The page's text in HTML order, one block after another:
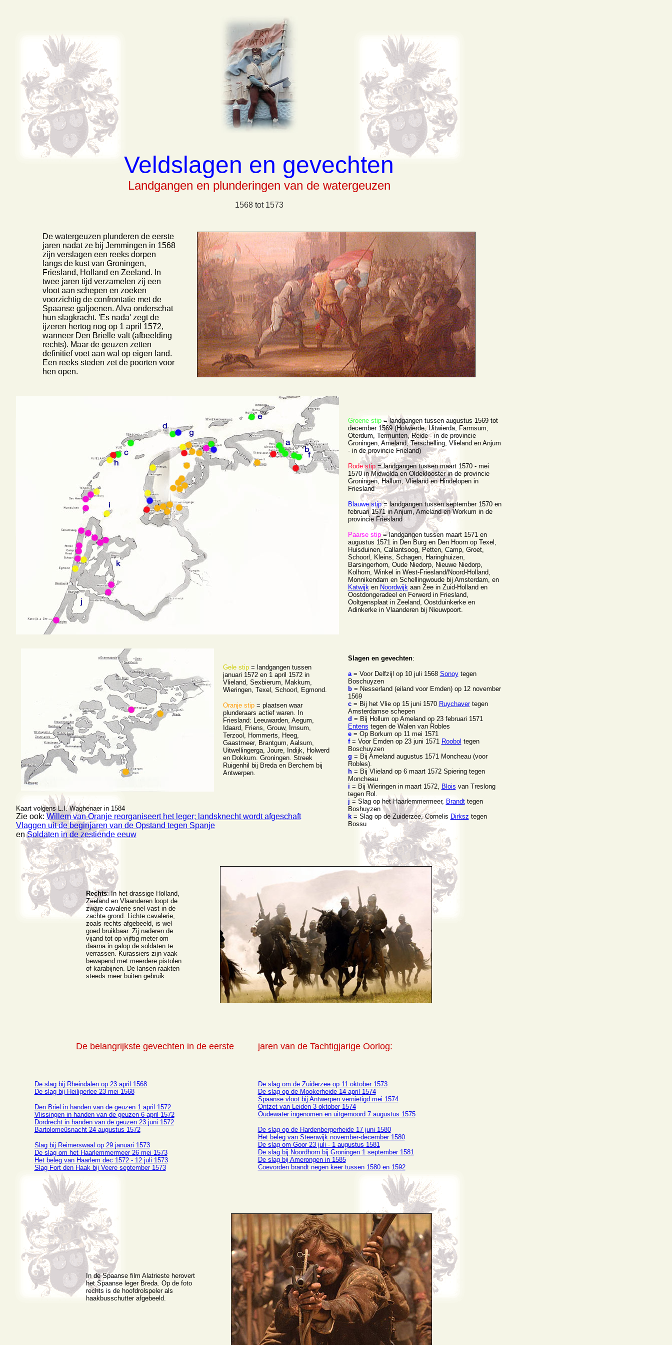
Veldslagen en gevechten
Landgangen en plunderingen van de watergeuzen
1568 tot 1573
De watergeuzen plunderen de eerste
jaren nadat ze bij Jemmingen in 1568
zijn verslagen een reeks dorpen
langs de kust van Groningen,
Friesland, Holland en Zeeland. In
twee jaren tijd verzamelen zij een
vloot aan schepen en zoeken
voorzichtig de confrontatie met de
Spaanse galjoenen. Alva onderschat
hun slagkracht. 'Es nada' zegt de
ijzeren hertog nog op 1 april 1572,
wanneer Den Brielle valt (afbeelding
rechts). Maar de geuzen zetten
definitief voet aan wal op eigen land.
Een reeks steden zet de poorten voor
hen open.
Groene stip= landgangen tussen augustus 1569 tot
december 1569 (Holwierde, Uitwierda, Farmsum,
Oterdum, Termunten, Reide - in de provincie
Groningen, Ameland, Terschelling, Vlieland en Anjum
- in de provincie Frieland)
Rode stip= landgangen tussen maart 1570 - mei
1570 in Midwolda en Oldeklooster in de provincie
Groningen, Hallum, Vlieland en Hindelopen in
Friesland
Blauwe stip= landgangen tussen september 1570 en
februari 1571 in Anjum, Ameland en Workum in de
provincie Friesland
Paarse stip= landgangen tussen maart 1571 en
augustus 1571 in Den Burg en Den Hoorn op Texel,
Huisduinen, Callantsoog, Petten, Camp, Groet,
Schoorl, Kleins, Schagen, Haringhuizen,
Barsingerhorn, Oude Niedorp, Nieuwe Niedorp,
Kolhorn, Winkel in West-Friesland/Noord-Holland,
Monnikendam en Schellingwoude bij Amsterdam, en
Katwijken Noordwijkaan Zee in Zuid-Holland en
Oostdongeradeel en Ferwerd in Friesland,
Ooltgensplaat in Zeeland, Oostduinkerke en
Adinkerke in Vlaanderen bij Nieuwpoort.
Gele stip= landgangen tussen
januari 1572 en 1 april 1572 in
Vlieland, Sexbierum, Makkum,
Wieringen, Texel, Schoorl, Egmond.
Oranje stip= plaatsen waar
plunderaars actief waren. In
Friesland: Leeuwarden, Aegum,
Idaard, Friens, Grouw, Irnsum,
Terzool, Hommerts, Heeg,
Gaastmeer, Brantgum, Aalsum,
Uitwellingerga, Joure, Indijk, Holwerd
en Dokkum. Groningen. Streek
Ruigenhil bij Breda en Berchem bij
Antwerpen.
Kaart volgens L.I. Waghenaer in 1584
Zie ook: Willem van Oranje reorganiseert het leger; landsknecht wordt afgeschaft
Vlaggen uit de beginjaren van de Opstand tegen Spanje
enSoldaten in de zestiende eeuw
Slagen en gevechten:
a= Voor Delfzijl op 10 juli 1568 Sonoytegen
Boschuyzen
b= Nesserland (eiland voor Emden) op 12 november
1569
c= Bij het Vlie op 15 juni 1570 Ruychavertegen
Amsterdamse schepen
d = Bij Hollum op Ameland op 23 februari 1571
Entens tegen de Walen van Robles
e= Op Borkum op 11 mei 1571
f= Voor Emden op 23 juni 1571 Roobol tegen
Boschuyzen
g = Bij Ameland augustus 1571 Moncheau (voor
Robles).
h= Bij Vlieland op 6 maart 1572 Spiering tegen
Moncheau
i = Bij Wieringen in maart 1572, Blois van Treslong
tegen Rol.
j = Slag op het Haarlemmermeer, Brandttegen
Boshuyzen
k= Slag op de Zuiderzee, Cornelis Dirksz tegen
Bossu
Rechts: In het drassige Holland,
Zeeland en Vlaanderen loopt de
zware cavalerie snel vast in de
zachte grond. Lichte cavalerie,
zoals rechts afgebeeld, is wel
goed bruikbaar. Zij naderen de
vijand tot op vijftig meter om
daarna in galop de soldaten te
verrassen. Kurassiers zijn vaak
bewapend met meerdere pistolen
of karabijnen. De lansen raakten
steeds meer buiten gebruik.
De belangrijkste gevechten in de eerste jaren van de Tachtigjarige Oorlog:
De slag bij Rheindalen op 23 april 1568
De slag bij Heiligerlee 23 mei 1568
Den Briel in handen van de geuzen 1 april 1572
Vlissingen in handen van de geuzen 6 april 1572
Dordrecht in handen van de geuzen 23 juni 1572
Bartolomeüsnacht 24 augustus 1572
Slag bij Reimerswaal op 29 januari 1573
De slag om het Haarlemmermeer 26 mei 1573
Het beleg van Haarlem dec 1572 - 12 juli 1573
Slag Fort den Haak bij Veere september 1573
De slag om de Zuiderzee op 11 oktober 1573
De slag op de Mookerheide 14 april 1574
Spaanse vloot bij Antwerpen vernietigd mei 1574
Ontzet van Leiden 3 oktober 1574
Oudewater ingenomen en uitgemoord 7 augustus 1575
De slag op de Hardenbergerheide 17 juni 1580
Het beleg van Steenwijk november-december 1580
De slag om Goor 23 juli - 1 augustus 1581
De slag bij Noordhorn bij Groningen 1 september 1581
De slag bij Amerongen in 1585
Coevorden brandt negen keer tussen 1580 en 1592
In de Spaanse film Alatrieste herovert
het Spaanse leger Breda. Op de foto
rechts is de hoofdrolspeler als
haakbusschutter afgebeeld.